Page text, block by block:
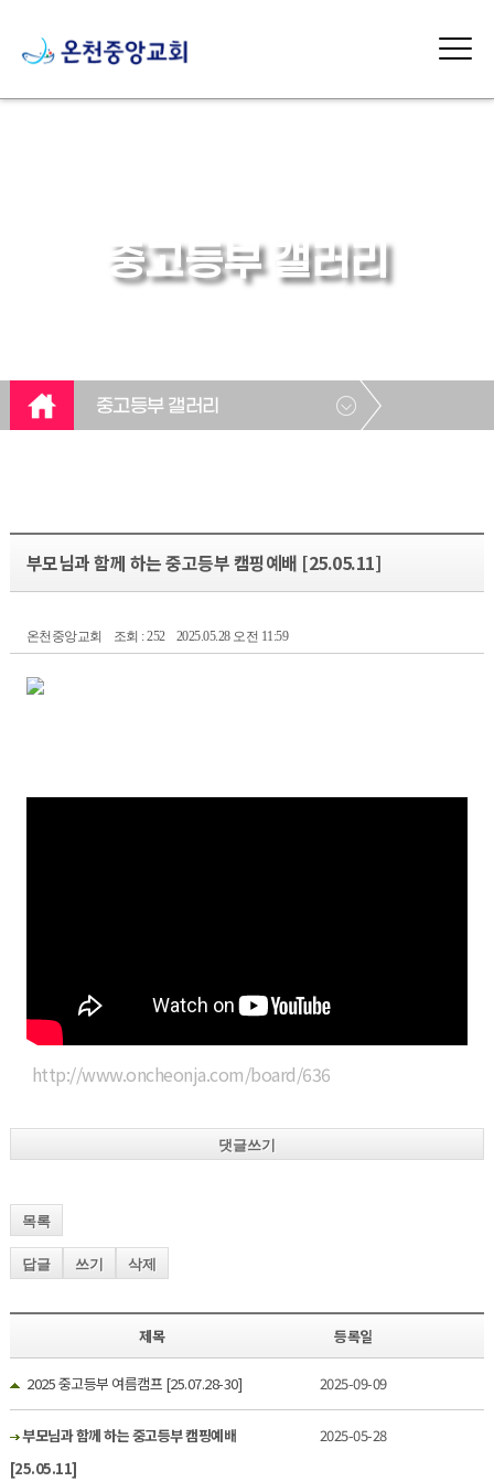
중고등부 갤러리
중고등부 갤러리
부모님과 함께 하는 중고등부 캠핑예배 [25.05.11]
온천중앙교회 조회 : 252 2025.05.28 오전 11:59
http://www.oncheonja.com/board/636
댓글쓰기
목록
답글 쓰기 삭제
제목 등록일
2025 중고등부 여름캠프 [25.07.28-30] 2025-09-09
부모님과 함께 하는 중고등부 캠핑예배
[25.05.11]
2025-05-28